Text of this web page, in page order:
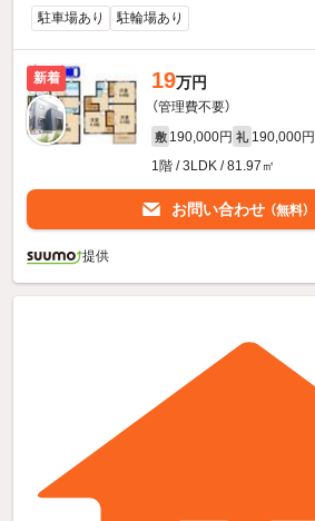
駐車場あり 駐輪場あり
新着 19万円
（管理費不要）
敷 190,000円 礼 190,000円
1階 / 3LDK / 81.97㎡
お問い合わせ （無料）
提供